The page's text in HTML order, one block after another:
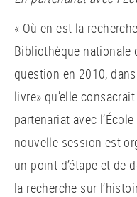
« Où en est la
Bibliothèque nationale
question en 2010,
livre» qu’elle
partenariat avec
nouvelle session est
un point d’étape et de
la recherche sur